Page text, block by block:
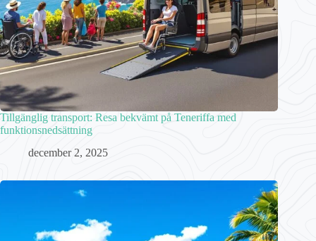
Tillgänglig transport: Resa bekvämt på Teneriffa med
funktionsnedsättning
december 2, 2025